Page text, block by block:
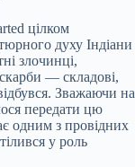
цілком
духу Індіани
злочинці,
— складові,
Зважаючи на
передати цю
одним з провідних
у роль